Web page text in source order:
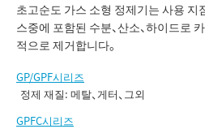
초고순도 가스 소형 정제기는 사용 지
스중에 포함된 수분、산소、하이드로
적으로 제거합니다。
GP/GPF시리즈
정제 재질: 메탈、게터、그외
GPFC시리즈